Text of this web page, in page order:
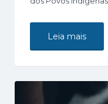
Leia mais